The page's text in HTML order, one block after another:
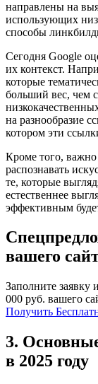
направлены на
использующих
способы
Сегодня Google
их контекст.
которые
больший вес, чем
на разнообразие
котором эти
Кроме того, важно
распознавать
те, которые
естественнее
эффективным
вашего
Заполните заявку
000 руб. вашего
Получить
3.
в 2025 году